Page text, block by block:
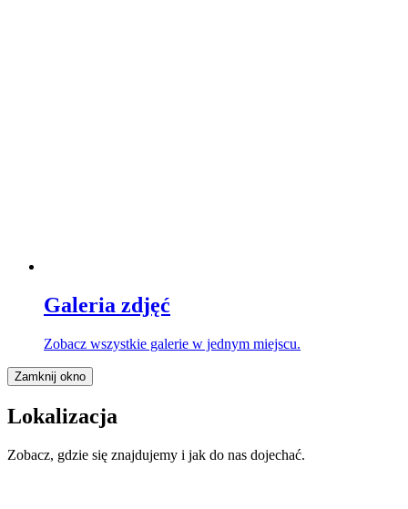
Galeria zdjęć
Zobacz wszystkie galerie w jednym miejscu.
Zamknij okno
Lokalizacja
Zobacz, gdzie się znajdujemy i jak do nas dojechać.